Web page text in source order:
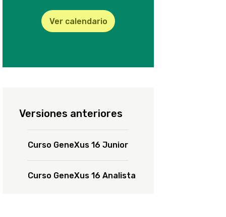
Ver calendario
Versiones anteriores
Curso GeneXus 16 Junior
Curso GeneXus 16 Analista